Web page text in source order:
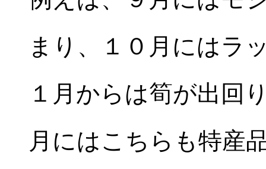
まり、１０月にはラ
１月からは筍が出回
月にはこちらも特産